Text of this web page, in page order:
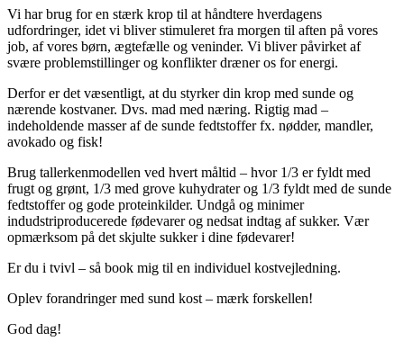
Vi har brug for en stærk krop til at håndtere hverdagens
udfordringer, idet vi bliver stimuleret fra morgen til aften på vores
job, af vores børn, ægtefælle og veninder. Vi bliver påvirket af
svære problemstillinger og konflikter dræner os for energi.
Derfor er det væsentligt, at du styrker din krop med sunde og
nærende kostvaner. Dvs. mad med næring. Rigtig mad –
indeholdende masser af de sunde fedtstoffer fx. nødder, mandler,
avokado og fisk!
Brug tallerkenmodellen ved hvert måltid – hvor 1/3 er fyldt med
frugt og grønt, 1/3 med grove kuhydrater og 1/3 fyldt med de sunde
fedtstoffer og gode proteinkilder. Undgå og minimer
indudstriproducerede fødevarer og nedsat indtag af sukker. Vær
opmærksom på det skjulte sukker i dine fødevarer!
Er du i tvivl – så book mig til en individuel kostvejledning.
Oplev forandringer med sund kost – mærk forskellen!
God dag!